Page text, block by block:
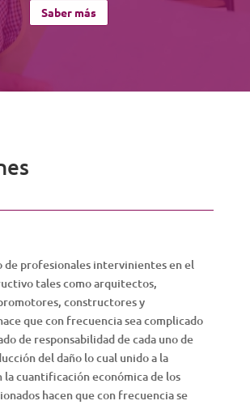
Saber más
de profesionales intervinientes en el
tales como arquitectos,
constructores y
que con frecuencia sea complicado
de responsabilidad de cada uno de
del daño lo cual unido a la
la cuantificación económica de los
hacen que con frecuencia se